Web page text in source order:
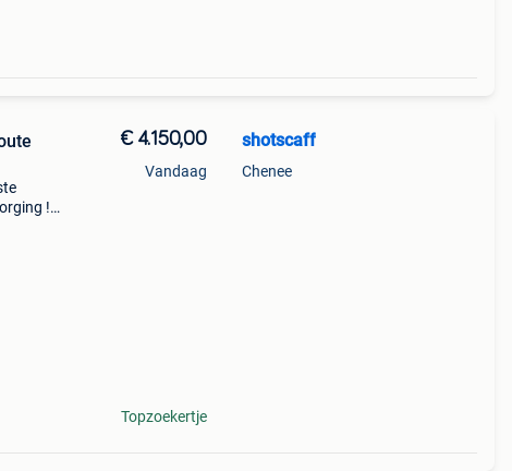
!
€ 4.150,00
Vandaag
Topzoekertje
shotscaff
Chenee